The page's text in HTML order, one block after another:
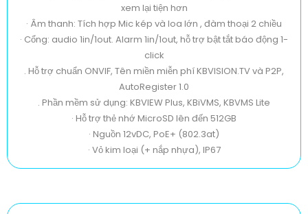
xem lại tiện hơn
· Âm thanh: Tích hợp Mic kép và loa lớn , đàm thoại 2 chiều
· Cổng: audio 1in/1out. Alarm 1in/1out, hỗ trợ bật tắt báo động 1-
click
. Hỗ trợ chuẩn ONVIF, Tên miền miễn phí KBVISION.TV và P2P,
AutoRegister 1.0
. Phần mềm sử dụng: KBVIEW Plus, KBiVMS, KBVMS Lite
· Hỗ trợ thẻ nhớ MicroSD lên đến 512GB
· Nguồn 12vDC, PoE+ (802.3at)
· Vỏ kim loại (+ nắp nhựa), IP67